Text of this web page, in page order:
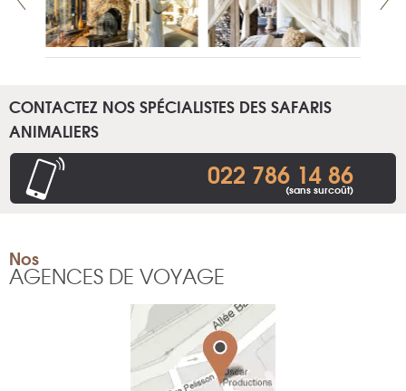
CONTACTEZ NOS SPÉCIALISTES DES SAFARIS
ANIMALIERS
022 786 14 86
(sans surcoût)
Nos
AGENCES DE VOYAGE